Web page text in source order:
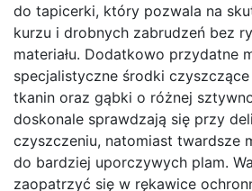
do tapicerki, który pozwala na
kurzu i drobnych zabrudzeń bez
materiału. Dodatkowo przydatne
specjalistyczne środki
tkanin oraz gąbki o różnej
doskonale sprawdzają się przy
czyszczeniu, natomiast twardsze
do bardziej uporczywych plam.
zaopatrzyć się w rękawice